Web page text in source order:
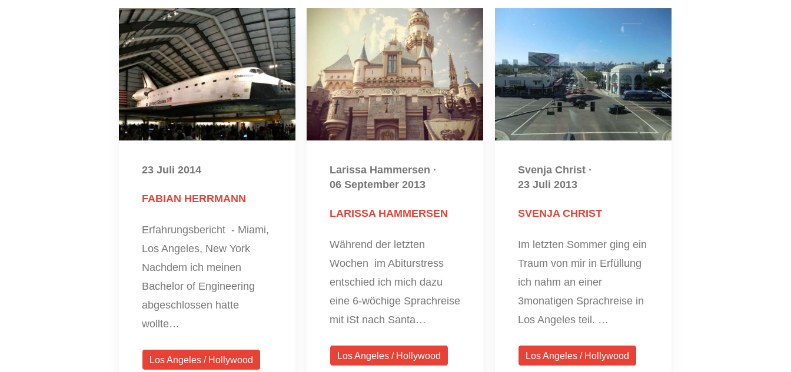
23 Juli 2014
FABIAN HERRMANN
Erfahrungsbericht - Miami,
Los Angeles, New York
Nachdem ich meinen
Bachelor of Engineering
abgeschlossen hatte
wollte…
Los Angeles / Hollywood
Larissa Hammersen ·
06 September 2013
LARISSA HAMMERSEN
Während der letzten
Wochen im Abiturstress
entschied ich mich dazu
eine 6-wöchige Sprachreise
mit iSt nach Santa…
Los Angeles / Hollywood
Svenja Christ ·
23 Juli 2013
SVENJA CHRIST
Im letzten Sommer ging ein
Traum von mir in Erfüllung
ich nahm an einer
3monatigen Sprachreise in
Los Angeles teil. …
Los Angeles / Hollywood